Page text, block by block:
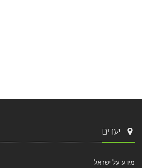
יעדים
מידע על ישראל